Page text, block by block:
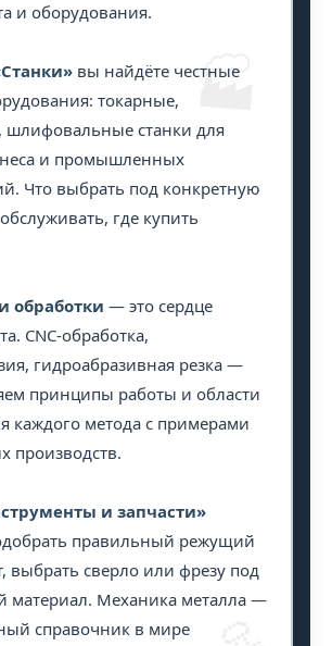
🏭
и оборудования.
вы найдёте честные
токарные,
шлифовальные станки для
и промышленных
Что выбрать под конкретную
где купить
обработки — это сердце
CNC-обработка,
гидроабразивная резка —
принципы работы и области
каждого метода с примерами
производств.
и запчасти»
правильный режущий
выбрать сверло или фрезу под
материал. Механика металла —
справочник в мире